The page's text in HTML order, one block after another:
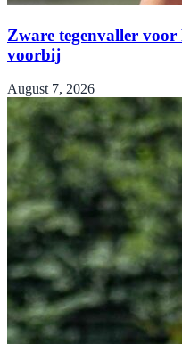
Zware tegenvaller voor
voorbij
August 7, 2026